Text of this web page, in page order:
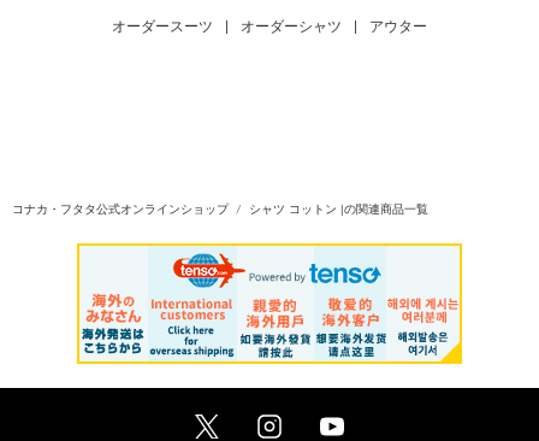
オーダースーツ オーダーシャツ アウター
コナカ・フタタ公式オンラインショップ シャツ コットン |の関連商品一覧